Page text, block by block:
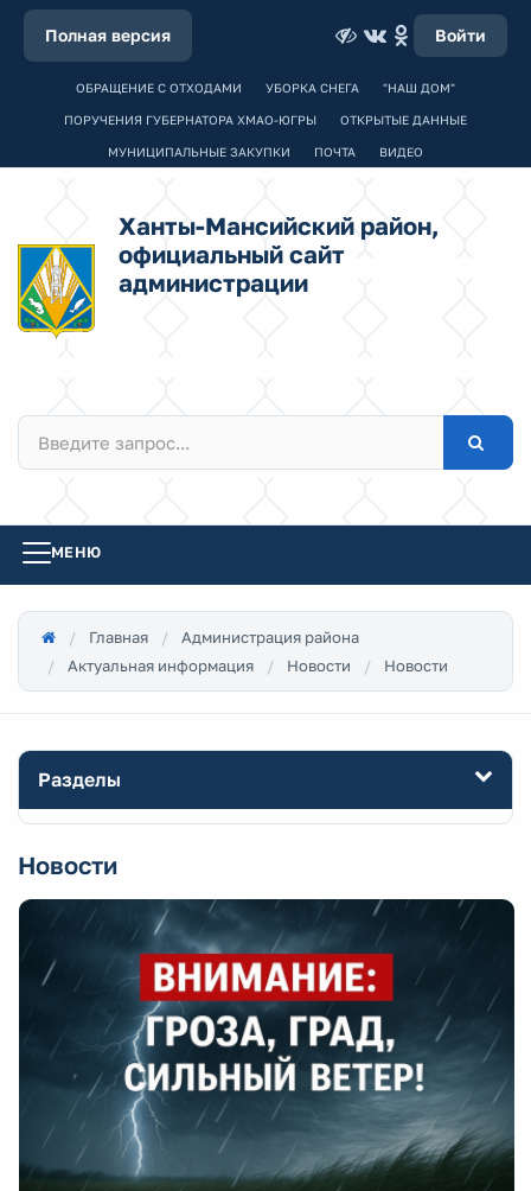
Полная версия Войти
ОБРАЩЕНИЕ С ОТХОДАМИ УБОРКА СНЕГА "НАШ ДОМ"
ПОРУЧЕНИЯ ГУБЕРНАТОРА ХМАО-ЮГРЫ ОТКРЫТЫЕ ДАННЫЕ
МУНИЦИПАЛЬНЫЕ ЗАКУПКИ ПОЧТА ВИДЕО
Ханты-Мансийский район,
официальный сайт
администрации
МЕНЮ
Главная
Администрация района
Актуальная информация
Новости Новости
Разделы
Новости